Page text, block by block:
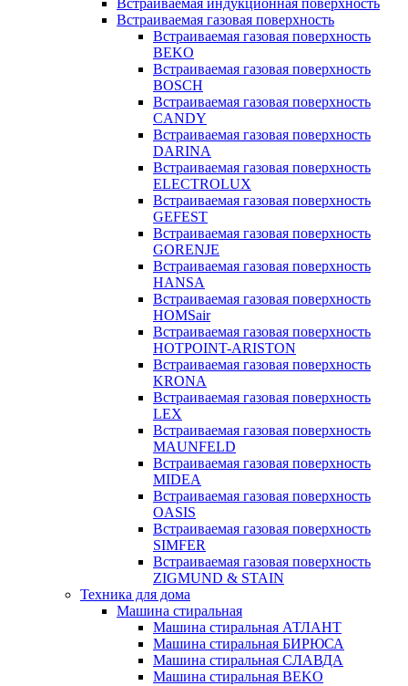
Встраиваемая индукционная поверхность
Встраиваемая газовая поверхность
Встраиваемая газовая поверхность
BEKO
Встраиваемая газовая поверхность
BOSCH
Встраиваемая газовая поверхность
CANDY
Встраиваемая газовая поверхность
DARINA
Встраиваемая газовая поверхность
ELECTROLUX
Встраиваемая газовая поверхность
GEFEST
Встраиваемая газовая поверхность
GORENJE
Встраиваемая газовая поверхность
HANSA
Встраиваемая газовая поверхность
HOMSair
Встраиваемая газовая поверхность
HOTPOINT-ARISTON
Встраиваемая газовая поверхность
KRONA
Встраиваемая газовая поверхность
LEX
Встраиваемая газовая поверхность
MAUNFELD
Встраиваемая газовая поверхность
MIDEA
Встраиваемая газовая поверхность
OASIS
Встраиваемая газовая поверхность
SIMFER
Встраиваемая газовая поверхность
ZIGMUND & STAIN
Техника для дома
Машина стиральная
Машина стиральная АТЛАНТ
Машина стиральная БИРЮСА
Машина стиральная СЛАВДА
Машина стиральная BEKO